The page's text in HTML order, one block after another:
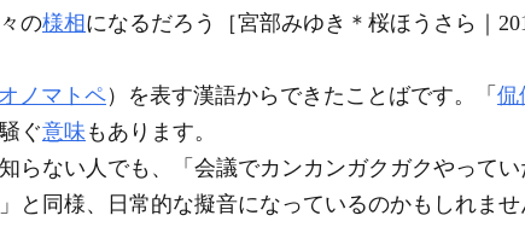
の様相 になるだろう［宮部みゆき＊桜ほうさら｜
オノマトペ）を表す漢語からできたことばです。「 侃
ぐ意味 もあります。
らない人でも、「会議でカンカンガクガクやって
と同様、日常的な擬音になっているのかもしれませ